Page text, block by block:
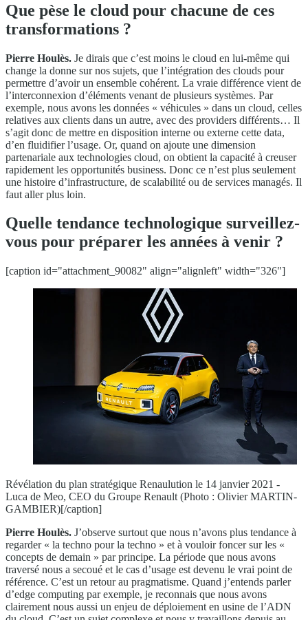
Que pèse le cloud pour chacune de ces
transformations ?
Pierre Houlès. Je dirais que c’est moins le cloud en lui-même qui
change la donne sur nos sujets, que l’intégration des clouds pour
permettre d’avoir un ensemble cohérent. La vraie différence vient de
l’interconnexion d’éléments venant de plusieurs systèmes. Par
exemple, nous avons les données « véhicules » dans un cloud, celles
relatives aux clients dans un autre, avec des providers différents… Il
s’agit donc de mettre en disposition interne ou externe cette data,
d’en fluidifier l’usage. Or, quand on ajoute une dimension
partenariale aux technologies cloud, on obtient la capacité à creuser
rapidement les opportunités business. Donc ce n’est plus seulement
une histoire d’infrastructure, de scalabilité ou de services managés. Il
faut aller plus loin.
Quelle tendance technologique surveillez-
vous pour préparer les années à venir ?
[caption id="attachment_90082" align="alignleft" width="326"]
Révélation du plan stratégique Renaulution le 14 janvier 2021 -
Luca de Meo, CEO du Groupe Renault (Photo : Olivier MARTIN-
GAMBIER)[/caption]
Pierre Houlès. J’observe surtout que nous n’avons plus tendance à
regarder « la techno pour la techno » et à vouloir foncer sur les «
concepts de demain » par principe. La période que nous avons
traversé nous a secoué et le cas d’usage est devenu le vrai point de
référence. C’est un retour au pragmatisme. Quand j’entends parler
d’edge computing par exemple, je reconnais que nous avons
clairement nous aussi un enjeu de déploiement en usine de l’ADN